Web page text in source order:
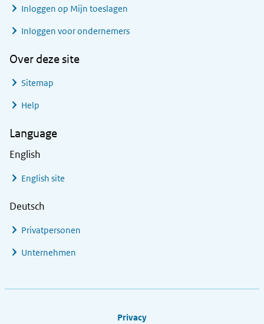
Inloggen op Mijn toeslagen
Inloggen voor ondernemers
Over deze site
Sitemap
Help
Language
English
English site
Deutsch
Privatpersonen
Unternehmen
Privacy